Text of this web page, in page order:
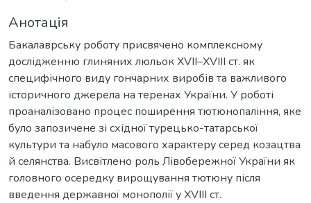
Анотація
Бакалаврську роботу присвячено комплексному
дослідженню глиняних люльок XVII–XVIII ст. як
специфічного виду гончарних виробів та важливого
історичного джерела на теренах України. У роботі
проаналізовано процес поширення тютюнопаління, яке
було запозичене зі східної турецько-татарської
культури та набуло масового характеру серед козацтва
й селянства. Висвітлено роль Лівобережної України як
головного осередку вирощування тютюну після
введення державної монополії у XVIII ст.